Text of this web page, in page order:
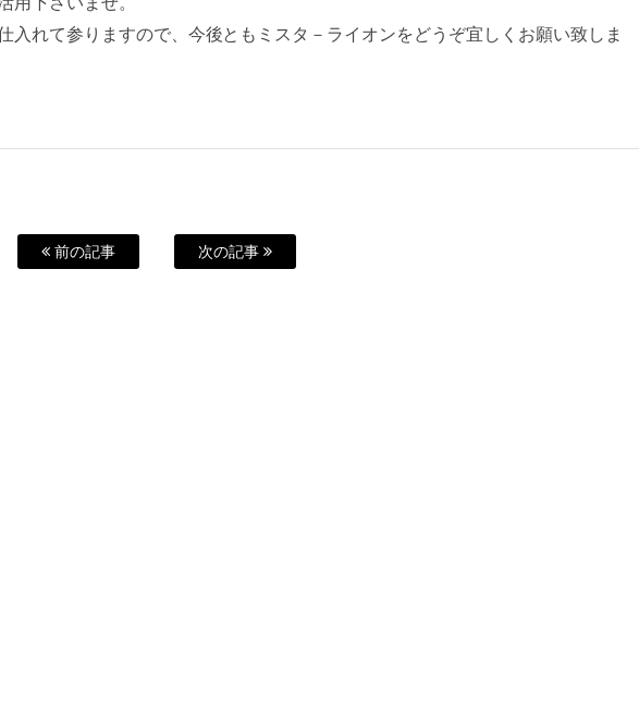
入れて参りますので、今後ともミスタ－ライオンをどうぞ宜しくお願い致しま
前の記事 次の記事